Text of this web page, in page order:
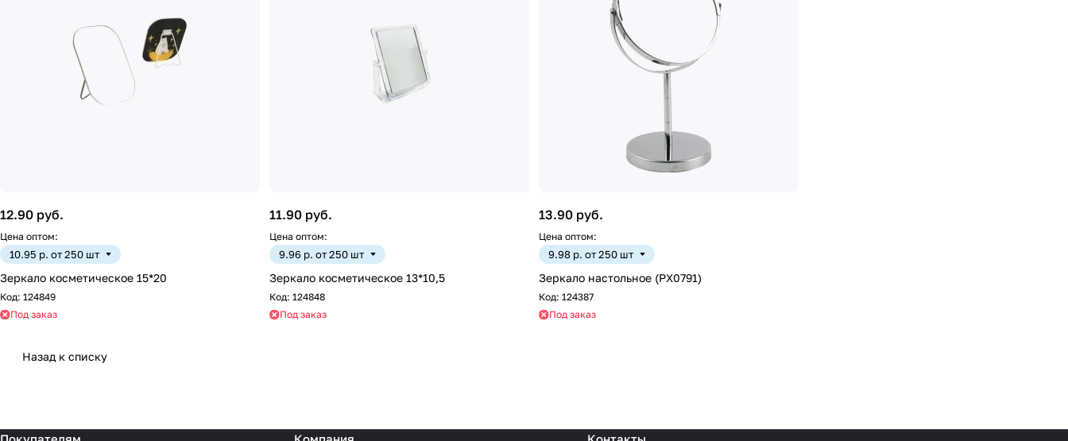
12.90 руб.
Цена оптом:
10.95 р. от 250 шт
Зеркало косметическое 15*20
Код: 124849
Под заказ
11.90 руб.
Цена оптом:
9.96 р. от 250 шт
Зеркало косметическое 13*10,5
Код: 124848
Под заказ
13.90 руб.
Цена оптом:
9.98 р. от 250 шт
Зеркало настольное (PX0791)
Код: 124387
Под заказ
Назад к списку